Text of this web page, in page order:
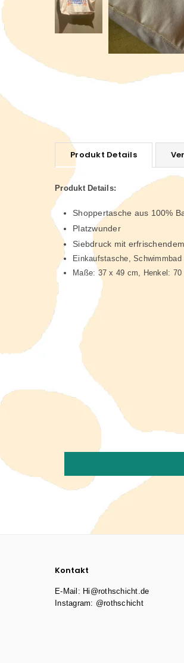
Produkt Details
Produkt Details:
Shoppertasche aus 100%
Platzwunder
Siebdruck mit
Einkaufstasche, Schwimmbad
Maße: 37 x 49 cm, Henkel: 70
Kontakt
E-Mail: Hi@rothschicht.de
Instagram: @rothschicht